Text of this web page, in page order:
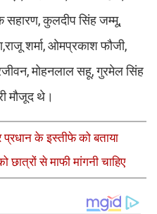
कुलदीप सिंह जम्मू,
शर्मा, ओमप्रकाश फौजी,
मोहनलाल सहू, गुरमेल सिंह
मौजूद थे।
प्रधान के इस्तीफे को बताया
छात्रों से माफी मांगनी चाहिए